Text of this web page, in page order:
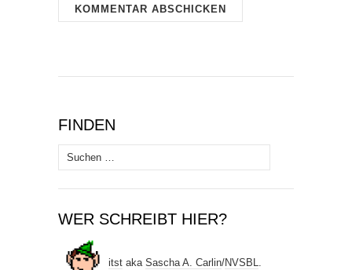
FINDEN
Suchen
nach:
WER SCHREIBT HIER?
itst aka Sascha A. Carlin/NVSBL.